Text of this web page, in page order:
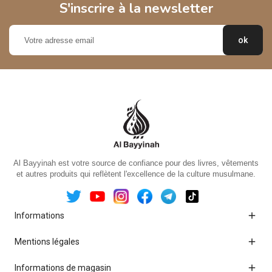
S'inscrire à la newsletter
Al Bayyinah est votre source de confiance pour des livres, vêtements
et autres produits qui reflètent l'excellence de la culture musulmane.
Informations 
Mentions légales 
Informations de magasin 